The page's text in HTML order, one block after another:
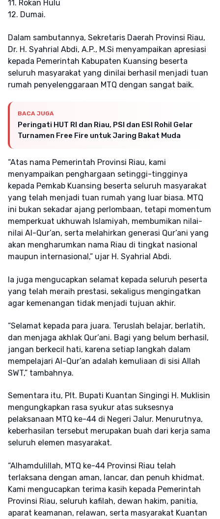
11. Rokan Hulu
12. Dumai.
Dalam sambutannya, Sekretaris Daerah Provinsi Riau,
Dr. H. Syahrial Abdi, A.P., M.Si menyampaikan apresiasi
kepada Pemerintah Kabupaten Kuansing beserta
seluruh masyarakat yang dinilai berhasil menjadi tuan
rumah penyelenggaraan MTQ dengan sangat baik.
BACA JUGA
Peringati HUT RI dan Riau, PSI dan ESI Rohil Gelar
Turnamen Free Fire untuk Jaring Bakat Muda
“Atas nama Pemerintah Provinsi Riau, kami
menyampaikan penghargaan setinggi-tingginya
kepada Pemkab Kuansing beserta seluruh masyarakat
yang telah menjadi tuan rumah yang luar biasa. MTQ
ini bukan sekadar ajang perlombaan, tetapi momentum
memperkuat ukhuwah Islamiyah, membumikan nilai-
nilai Al-Qur’an, serta melahirkan generasi Qur’ani yang
akan mengharumkan nama Riau di tingkat nasional
maupun internasional,” ujar H. Syahrial Abdi.
Ia juga mengucapkan selamat kepada seluruh peserta
yang telah meraih prestasi, sekaligus mengingatkan
agar kemenangan tidak menjadi tujuan akhir.
“Selamat kepada para juara. Teruslah belajar, berlatih,
dan menjaga akhlak Qur’ani. Bagi yang belum berhasil,
jangan berkecil hati, karena setiap langkah dalam
mempelajari Al-Qur’an adalah kemuliaan di sisi Allah
SWT,” tambahnya.
Sementara itu, Plt. Bupati Kuantan Singingi H. Muklisin
mengungkapkan rasa syukur atas suksesnya
pelaksanaan MTQ ke-44 di Negeri Jalur. Menurutnya,
keberhasilan tersebut merupakan buah dari kerja sama
seluruh elemen masyarakat.
“Alhamdulillah, MTQ ke-44 Provinsi Riau telah
terlaksana dengan aman, lancar, dan penuh khidmat.
Kami mengucapkan terima kasih kepada Pemerintah
Provinsi Riau, seluruh kafilah, dewan hakim, panitia,
aparat keamanan, relawan, serta masyarakat Kuantan